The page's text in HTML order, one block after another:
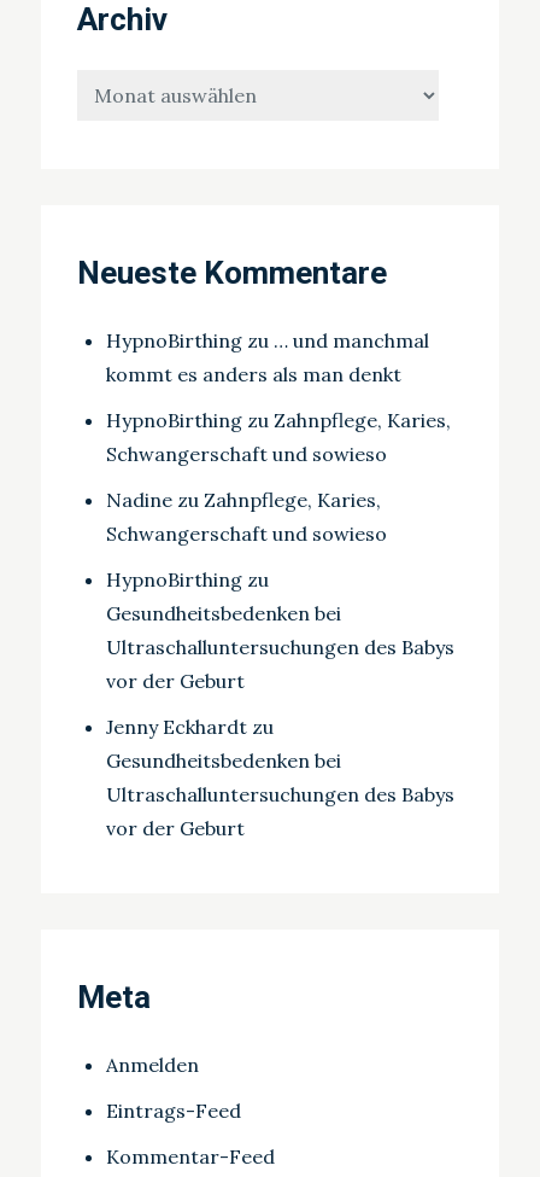
Archiv
Archiv
Neueste Kommentare
HypnoBirthingzu … und manchmal
kommt es anders als man denkt
HypnoBirthingzu Zahnpflege, Karies,
Schwangerschaft und sowieso
Nadinezu Zahnpflege, Karies,
Schwangerschaft und sowieso
HypnoBirthingzu
Gesundheitsbedenken bei
Ultraschalluntersuchungen des Babys
vor der Geburt
Jenny Eckhardtzu
Gesundheitsbedenken bei
Ultraschalluntersuchungen des Babys
vor der Geburt
Meta
Anmelden
Eintrags-Feed
Kommentar-Feed